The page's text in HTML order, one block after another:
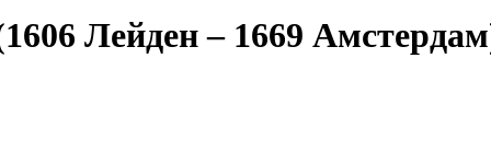
Лейден – 1669